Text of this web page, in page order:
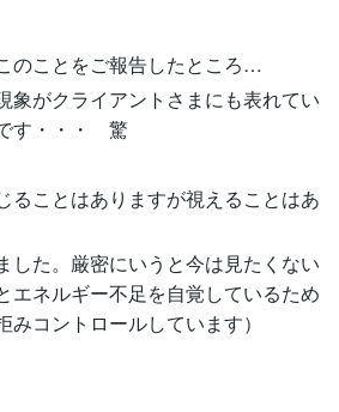
のことをご報告したところ…
象がクライアントさまにも表れてい
す・・・ 驚
ることはありますが視えることはあ
した。厳密にいうと今は見たくない
エネルギー不足を自覚しているため
コントロールしています）